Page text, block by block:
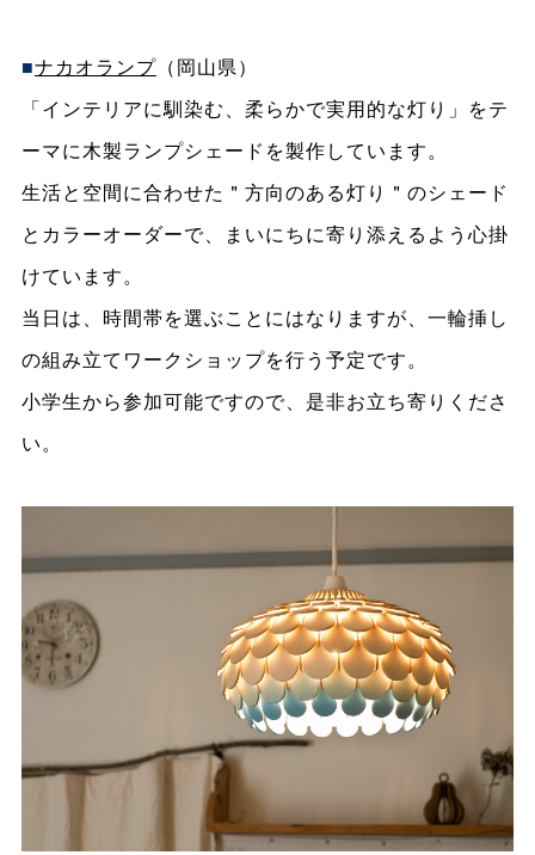
■ナカオランプ（岡山県）
「インテリアに馴染む、柔らかで実用的な灯り」をテ
ーマに木製ランプシェードを製作しています。
生活と空間に合わせた＂方向のある灯り＂のシェード
とカラーオーダーで、まいにちに寄り添えるよう心掛
けています。
当日は、時間帯を選ぶことにはなりますが、一輪挿し
の組み立てワークショップを行う予定です。
小学生から参加可能ですので、是非お立ち寄りくださ
い。